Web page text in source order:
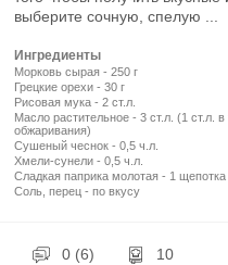
выберите сочную, спелую ...
Ингредиенты
Морковь сырая - 250 г
Грецкие орехи - 30 г
Рисовая мука - 2 ст.л.
Масло растительное - 3 ст.л. (1 ст.л. в
обжаривания)
Сушеный чеснок - 0,5 ч.л.
Хмели-сунели - 0,5 ч.л.
Сладкая паприка молотая - 1 щепотка
Соль, перец - по вкусу
0 (6) 10